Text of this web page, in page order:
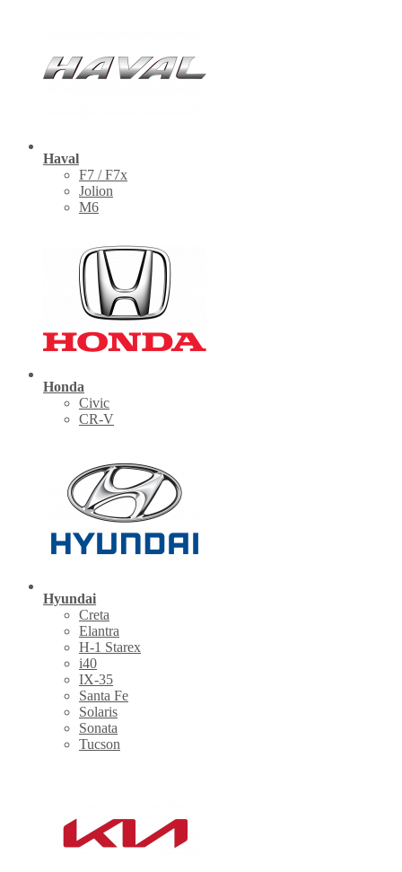
Haval
F7 / F7x
Jolion
M6
Honda
Civic
CR-V
Hyundai
Creta
Elantra
H-1 Starex
i40
IX-35
Santa Fe
Solaris
Sonata
Tucson